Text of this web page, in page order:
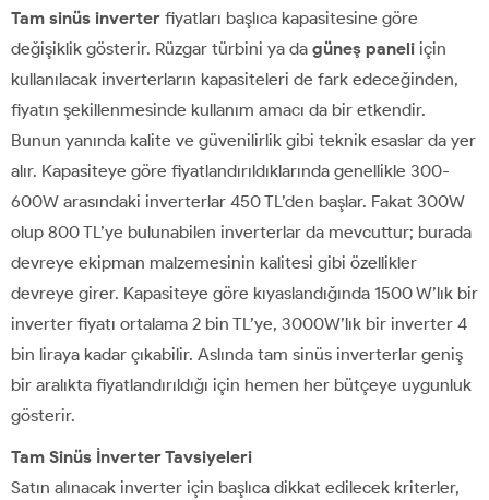
Tam sinüs inverter fiyatları başlıca kapasitesine göre
değişiklik gösterir. Rüzgar türbini ya da güneş paneli için
kullanılacak inverterların kapasiteleri de fark edeceğinden,
fiyatın şekillenmesinde kullanım amacı da bir etkendir.
Bunun yanında kalite ve güvenilirlik gibi teknik esaslar da yer
alır. Kapasiteye göre fiyatlandırıldıklarında genellikle 300-
600W arasındaki inverterlar 450 TL’den başlar. Fakat 300W
olup 800 TL’ye bulunabilen inverterlar da mevcuttur; burada
devreye ekipman malzemesinin kalitesi gibi özellikler
devreye girer. Kapasiteye göre kıyaslandığında 1500 W’lık bir
inverter fiyatı ortalama 2 bin TL’ye, 3000W’lık bir inverter 4
bin liraya kadar çıkabilir. Aslında tam sinüs inverterlar geniş
bir aralıkta fiyatlandırıldığı için hemen her bütçeye uygunluk
gösterir.
Tam Sinüs İnverter Tavsiyeleri
Satın alınacak inverter için başlıca dikkat edilecek kriterler,